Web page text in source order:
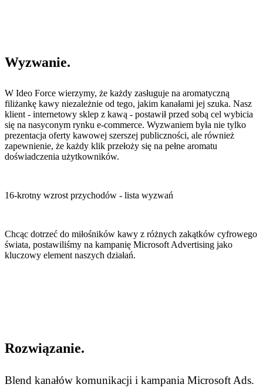
Wyzwanie.
W Ideo Force wierzymy, że każdy zasługuje na aromatyczną
filiżankę kawy niezależnie od tego, jakim kanałami jej szuka. Nasz
klient - internetowy sklep z kawą - postawił przed sobą cel wybicia
się na nasyconym rynku e-commerce. Wyzwaniem była nie tylko
prezentacja oferty kawowej szerszej publiczności, ale również
zapewnienie, że każdy klik przełoży się na pełne aromatu
doświadczenia użytkowników.
16-krotny wzrost przychodów - lista wyzwań
Chcąc dotrzeć do miłośników kawy z różnych zakątków cyfrowego
świata, postawiliśmy na kampanię Microsoft Advertising jako
kluczowy element naszych działań.
Rozwiązanie.
Blend kanałów komunikacji i kampania Microsoft Ads.